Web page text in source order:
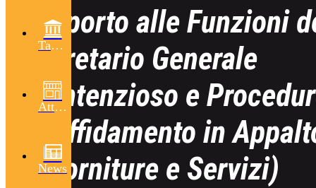
Tarquinia
Attività
News
Supporto alle Funzioni
Segretario Generale
(Contenzioso e
di Affidamento in
di Forniture e Servizi)